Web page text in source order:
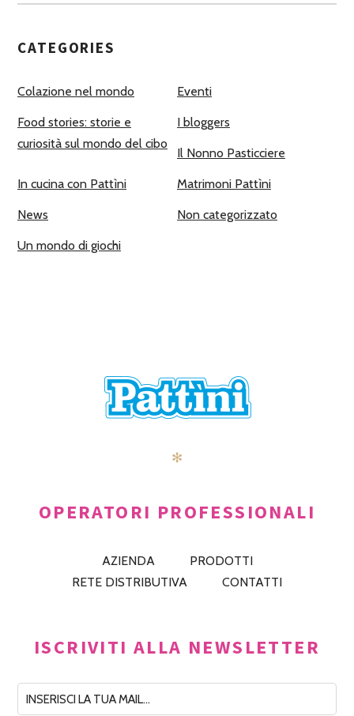
CATEGORIES
Colazione nel mondo Eventi
Food stories: storie e
curiosità sul mondo del cibo
I bloggers
Il Nonno Pasticciere
In cucina con Pattìni Matrimoni Pattìni
News Non categorizzato
Un mondo di giochi
✻
OPERATORI PROFESSIONALI
AZIENDA
PRODOTTI
RETE DISTRIBUTIVA
CONTATTI
ISCRIVITI ALLA NEWSLETTER